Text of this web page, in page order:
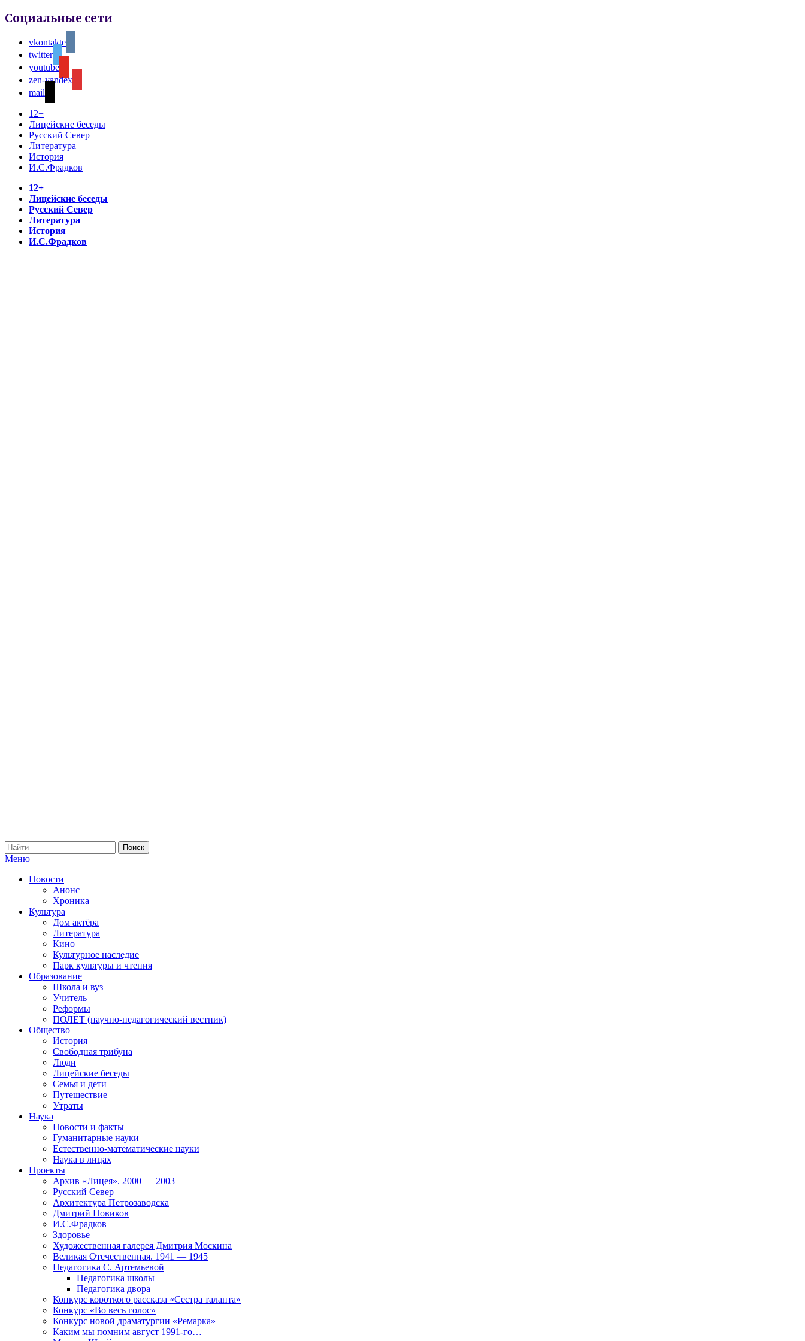
Социальные сети
vkontakte
twitter
youtube
zen-yandex
mail
12+
Лицейские беседы
Русский Север
Литература
История
И.С.Фрадков
12+
Лицейские беседы
Русский Север
Литература
История
И.С.Фрадков
Меню
Новости
Анонс
Хроника
Культура
Дом актёра
Литература
Кино
Культурное наследие
Парк культуры и чтения
Образование
Школа и вуз
Учитель
Реформы
ПОЛЁТ (научно-педагогический вестник)
Общество
История
Свободная трибуна
Люди
Лицейские беседы
Семья и дети
Путешествие
Утраты
Наука
Новости и факты
Гуманитарные науки
Естественно-математические науки
Наука в лицах
Проекты
Архив «Лицея». 2000 — 2003
Русский Север
Архитектура Петрозаводска
Дмитрий Новиков
И.С.Фрадков
Здоровье
Художественная галерея Дмитрия Москина
Великая Отечественная. 1941 — 1945
Педагогика С. Артемьевой
Педагогика школы
Педагогика двора
Конкурс короткого рассказа «Сестра таланта»
Конкурс «Во весь голос»
Конкурс новой драматургии «Ремарка»
Каким мы помним август 1991-го…